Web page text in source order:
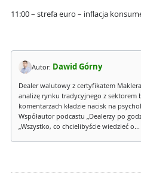
11:00 – strefa euro – inflacja
Autor: Dawid Górny
Dealer walutowy z certyfikatem
analizę rynku tradycyjnego z sektorem
komentarzach kładzie nacisk na
Współautor podcastu „Dealerzy po
„Wszystko, co chcielibyście wiedzieć